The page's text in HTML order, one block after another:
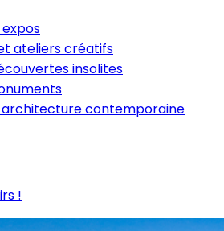
ateliers créatifs
insolites
contemporaine
!